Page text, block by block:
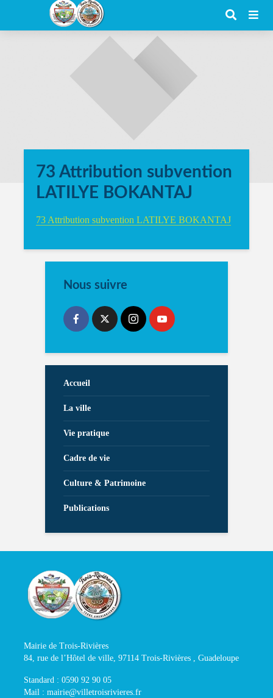
73 Attribution subvention
LATILYE BOKANTAJ
73 Attribution subvention LATILYE BOKANTAJ
Nous suivre
Accueil
La ville
Vie pratique
Cadre de vie
Culture & Patrimoine
Publications
Mairie de Trois-Rivières
84, rue de l’Hôtel de ville, 97114 Trois-Rivières , Guadeloupe
Standard : 0590 92 90 05
Mail : mairie@villetroisrivieres.fr